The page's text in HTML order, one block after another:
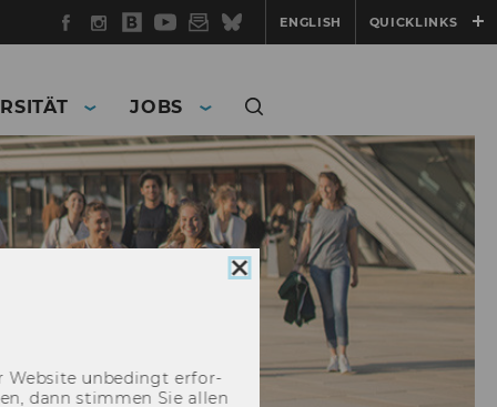
Facebook
Instagram
WU
Blog
YouTube
Newsletter
BlueskyENGLISH QUICKLINKS
JOBS
Cookie
Consent
schließen
Web­site un­be­dingt er­for­
dann stim­men Sie allen